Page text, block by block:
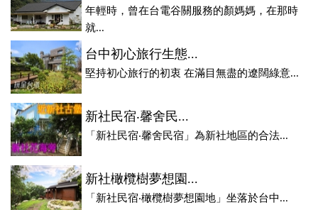
年輕時，曾在台電谷關服務的顏媽媽，在那時
就...
台中初心旅行生態...
堅持初心旅行的初衷 在滿目無盡的遼闊綠意...
新社民宿‧馨舍民...
「新社民宿‧馨舍民宿」為新社地區的合法...
新社橄欖樹夢想園...
「新社民宿‧橄欖樹夢想園地」坐落於台中...